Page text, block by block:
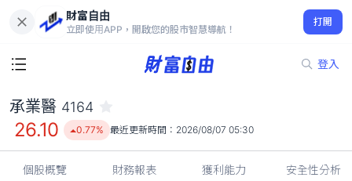
財富自由
立即使用APP，開啟您的股市智慧導航！
打開
登入
26.10
0.77%
承業醫 4164
26.10 0.77% 最近更新時間： 2026/08/07 05:30
個股概覽 財務報表 獲利能力 安全性分析